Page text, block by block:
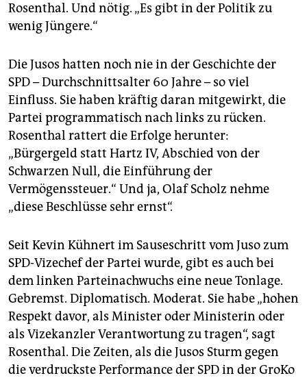
Rosenthal. Und nötig. „Es gibt in der Politik zu
wenig Jüngere.“
Die Jusos hatten noch nie in der Geschichte der
SPD – Durchschnittsalter 60 Jahre – so viel
Einfluss. Sie haben kräftig daran mitgewirkt, die
Partei programmatisch nach links zu rücken.
Rosenthal rattert die Erfolge herunter:
„Bürgergeld statt Hartz IV, Abschied von der
Schwarzen Null, die Einführung der
Vermögenssteuer.“ Und ja, Olaf Scholz nehme
„diese Beschlüsse sehr ernst“.
Seit Kevin Kühnert im Sauseschritt vom Juso zum
SPD-Vizechef der Partei wurde, gibt es auch bei
dem linken Parteinachwuchs eine neue Tonlage.
Gebremst. Diplomatisch. Moderat. Sie habe „hohen
Respekt davor, als Minister oder Ministerin oder
als Vizekanzler Verantwortung zu tragen“, sagt
Rosenthal. Die Zeiten, als die Jusos Sturm gegen
die verdruckste Performance der SPD in der GroKo